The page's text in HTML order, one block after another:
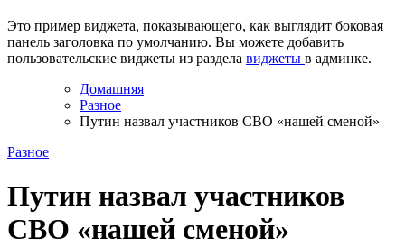
Это пример виджета, показывающего, как выглядит боковая
панель заголовка по умолчанию. Вы можете добавить
пользовательские виджеты из раздела виджеты в админке.
Домашняя
Разное
Путин назвал участников СВО «нашей сменой»
Разное
Путин назвал участников
СВО «нашей сменой»